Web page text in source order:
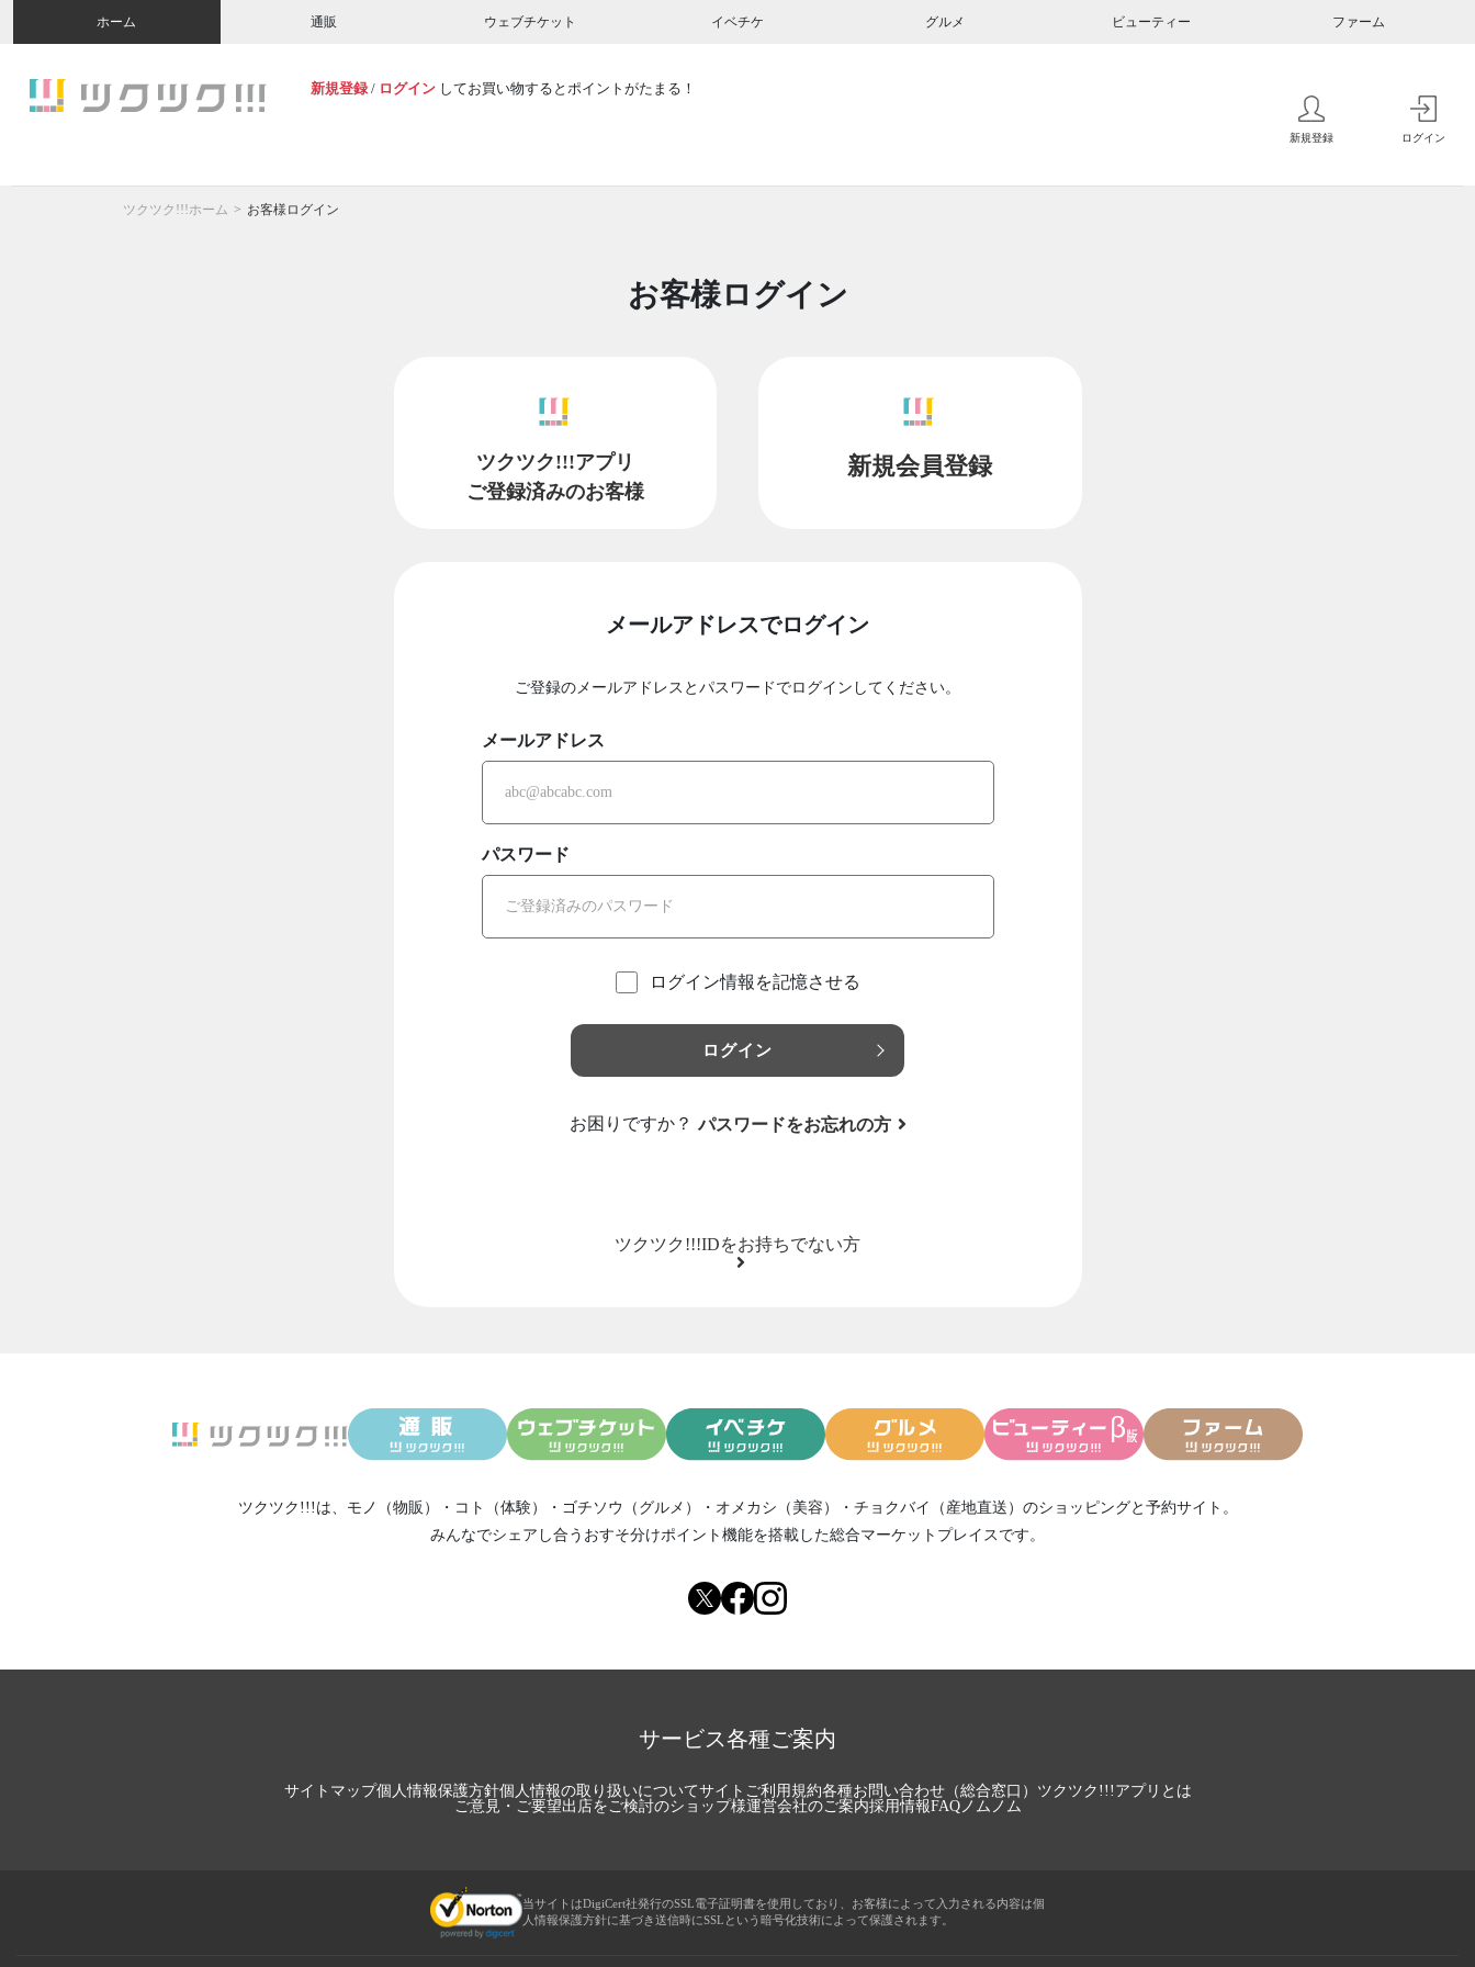
ホーム 通販 ウェブチケット イベチケ グルメ ビューティー ファーム
新規登録 / ログイン してお買い物するとポイントがたまる！
新規登録 ログイン
ツクツク!!!ホーム お客様ログイン
お客様ログイン
ツクツク!!!アプリ
ご登録済みのお客様
新規会員登録
メールアドレスでログイン
ご登録のメールアドレスとパスワードでログインしてください。
メールアドレス
パスワード
ログイン情報を記憶させる
ログイン
お困りですか？ パスワードをお忘れの方
ツクツク!!!IDをお持ちでない方
ツクツク!!!は、 モノ（物販） ・ コト（体験） ・ ゴチソウ（グルメ） ・ オメカシ（美容） ・ チョクバイ（産地直送） のショッピングと予約サイト。
みんなでシェアし合う おすそ分けポイント機能を搭載した総合マーケットプレイスです。
サービス各種ご案内
サイトマップ個人情報保護方針個人情報の取り扱いについてサイトご利用規約各種お問い合わせ（総合窓口） ツクツク!!!アプリとは
ご意見・ご要望出店をご検討のショップ様運営会社のご案内採用情報FAQノムノム
当サイトはDigiCert社発行のSSL電子証明書を使用しており、お客様によって入力される内容は個
人情報保護方針に基づき送信時にSSLという暗号化技術によって保護されます。